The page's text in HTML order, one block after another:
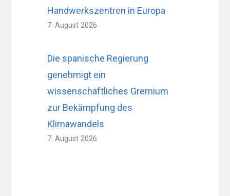
Handwerkszentren in Europa
7. August 2026
Die spanische Regierung
genehmigt ein
wissenschaftliches Gremium
zur Bekämpfung des
Klimawandels
7. August 2026